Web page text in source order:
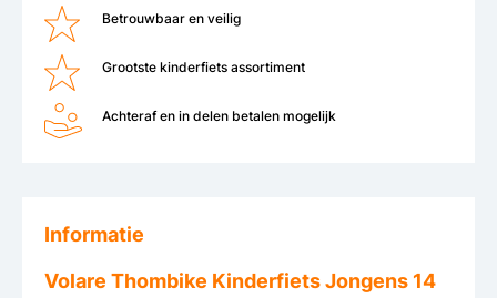
Betrouwbaar en veilig
Grootste kinderfiets assortiment
Achteraf en in delen betalen mogelijk
Informatie
Volare Thombike Kinderfiets Jongens 14